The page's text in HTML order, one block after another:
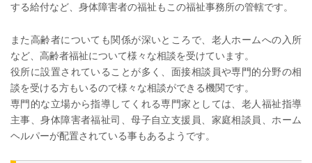
する給付など、身体障害者の福祉もこの福祉事務所の管轄です。
また高齢者についても関係が深いところで、老人ホームへの入所
など、高齢者福祉について様々な相談を受けています。
役所に設置されていることが多く、面接相談員や専門的分野の相
談を受ける方もいるので様々な相談ができる機関です。
専門的な立場から指導してくれる専門家としては、老人福祉指導
主事、身体障害者福祉司、母子自立支援員、家庭相談員、ホーム
ヘルパーが配置されている事もあるようです。